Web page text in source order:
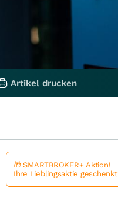
Artikel drucken
🎁 SMARTBROKER+ Aktion!
Ihre Lieblingsaktie geschenkt